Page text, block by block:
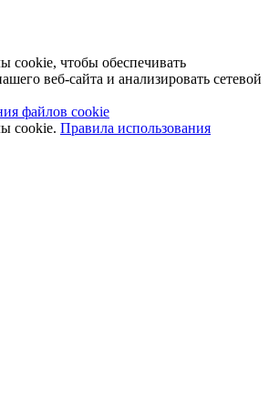
cookie, чтобы обеспечивать
веб-сайта и анализировать сетевой
файлов cookie
cookie. Правила использования